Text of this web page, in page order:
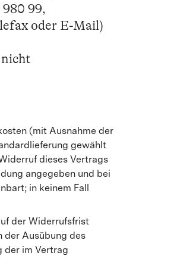
99,
oder E-Mail)
(mit Ausnahme der
gewählt
dieses Vertrags
angegeben und bei
in keinem Fall
der Widerrufsfrist
der Ausübung des
der im Vertrag